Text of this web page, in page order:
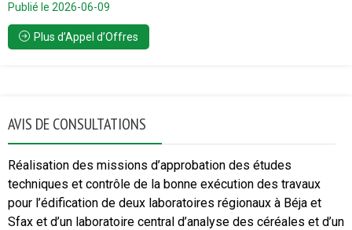
Publié le 2026-06-09
Plus d’Appel d’Offres
AVIS DE CONSULTATIONS
Réalisation des missions d’approbation des études
techniques et contrôle de la bonne exécution des travaux
pour l’édification de deux laboratoires régionaux à Béja et
Sfax et d’un laboratoire central d’analyse des céréales et d’un